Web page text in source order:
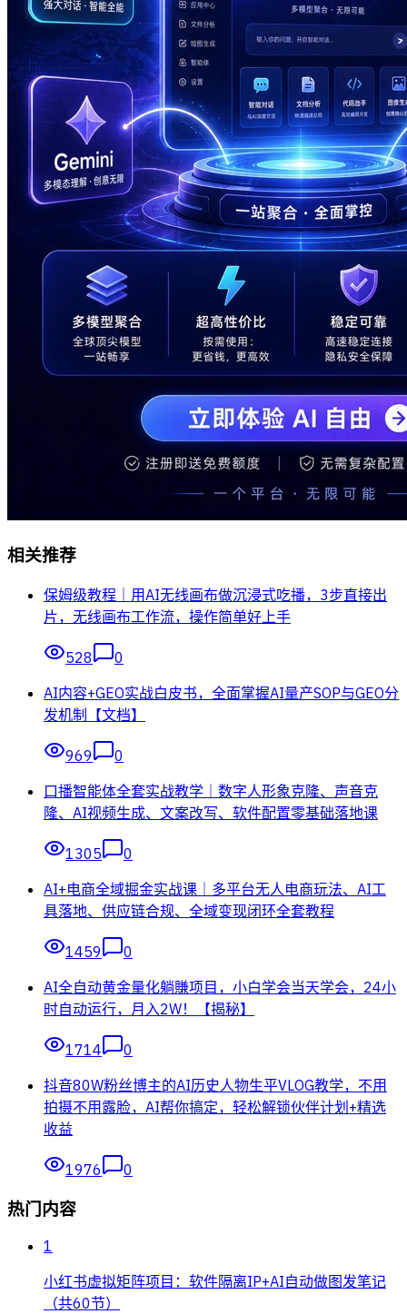
相关推荐
保姆级教程｜用AI无线画布做沉浸式吃播，3步直接出
片，无线画布工作流，操作简单好上手
528
0
AI内容+GEO实战白皮书，全面掌握AI量产SOP与GEO分
发机制【文档】
969
0
口播智能体全套实战教学｜数字人形象克隆、声音克
隆、AI视频生成、文案改写、软件配置零基础落地课
1305
0
AI+电商全域掘金实战课｜多平台无人电商玩法、AI工
具落地、供应链合规、全域变现闭环全套教程
1459
0
AI全自动黄金量化躺賺项目，小白学会当天学会，24小
时自动运行，月入2W！【揭秘】
1714
0
抖音80W粉丝博主的AI历史人物生平VLOG教学，不用
拍摄不用露脸，AI帮你搞定，轻松解锁伙伴计划+精选
收益
1976 0
热门内容
1
小红书虚拟矩阵项目：软件隔离IP+AI自动做图发笔记
（共60节）